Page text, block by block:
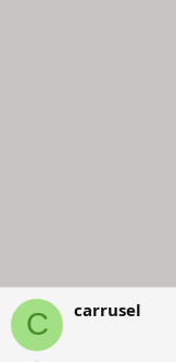
C carrusel